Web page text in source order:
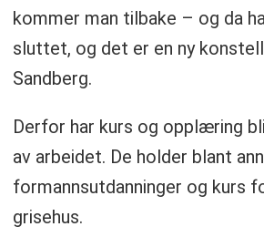
kommer man tilbake – og da
sluttet, og det er en ny
Sandberg.
Derfor har kurs og opplæring
av arbeidet. De holder blant
formannsutdanninger og kurs
grisehus.